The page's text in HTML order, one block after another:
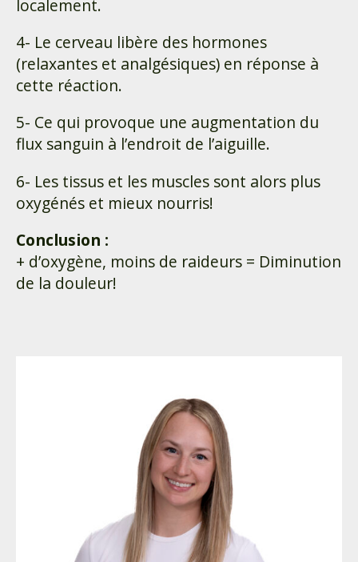
localement.
4- Le cerveau libère des hormones
(relaxantes et analgésiques) en réponse à
cette réaction.
5- Ce qui provoque une augmentation du
flux sanguin à l’endroit de l’aiguille.
6- Les tissus et les muscles sont alors plus
oxygénés et mieux nourris!
Conclusion :
+ d’oxygène, moins de raideurs = Diminution
de la douleur!